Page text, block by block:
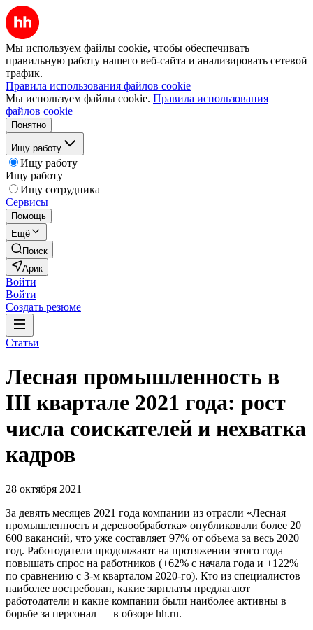
Мы используем файлы cookie, чтобы обеспечивать
правильную работу нашего веб-сайта и анализировать сетевой
трафик.
Правила использования файлов cookie
Мы используем файлы cookie. Правила использования
файлов cookie
Понятно
Ищу работу
Ищу работу
Ищу работу
Ищу сотрудника
Сервисы
Помощь
Ещё
Поиск
Арик
Войти
Войти
Создать резюме
Статьи
Лесная промышленность в
III квартале 2021 года: рост
числа соискателей и нехватка
кадров
28 октября 2021
За девять месяцев 2021 года компании из отрасли «Лесная
промышленность и деревообработка» опубликовали более 20
600 вакансий, что уже составляет 97% от объема за весь 2020
год. Работодатели продолжают на протяжении этого года
повышать спрос на работников (+62% с начала года и +122%
по сравнению с 3-м кварталом 2020-го). Кто из специалистов
наиболее востребован, какие зарплаты предлагают
работодатели и какие компании были наиболее активны в
борьбе за персонал — в обзоре hh.ru.